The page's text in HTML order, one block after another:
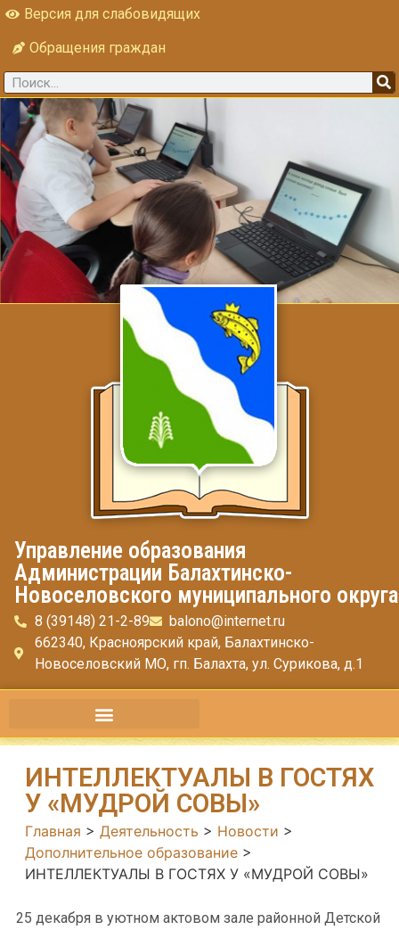
Версия для слабовидящих
Обращения граждан
Управление образования
Администрации Балахтинско-
Новоселовского муниципального округа
8 (39148) 21-2-89
balono@internet.ru
662340, Красноярский край, Балахтинско-
Новоселовский МО, гп. Балахта, ул. Сурикова, д.1
ИНТЕЛЛЕКТУАЛЫ В ГОСТЯХ
У «МУДРОЙ СОВЫ»
Главная > Деятельность > Новости >
Дополнительное образование >
ИНТЕЛЛЕКТУАЛЫ В ГОСТЯХ У «МУДРОЙ СОВЫ»
25 декабря в уютном актовом зале районной Детской